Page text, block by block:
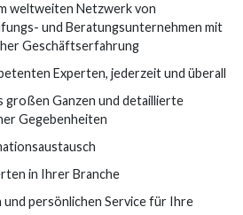
weltweiten Netzwerk von
und Beratungsunternehmen mit
Geschäftserfahrung
Experten, jederzeit und überall
großen Ganzen und detaillierte
Gegebenheiten
in Ihrer Branche
persönlichen Service für Ihre